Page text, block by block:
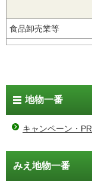
食品卸売業等
地物一番
キャンペーン・PR
みえ地物一番